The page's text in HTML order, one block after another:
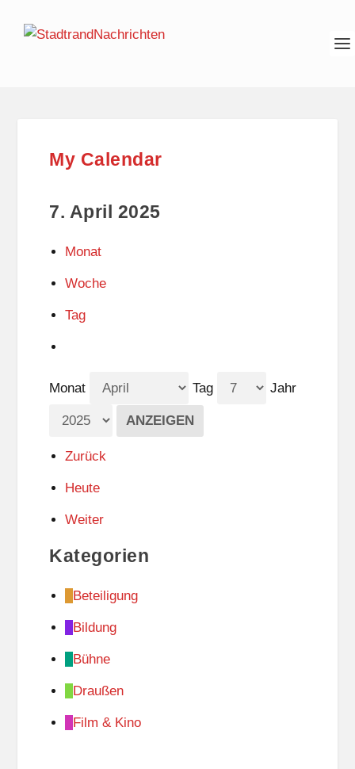
My Calendar
7. April 2025
Monat
Woche
Tag
Monat Tag Jahr
Zurück
Heute
Weiter
Kategorien
Beteiligung
Bildung
Bühne
Draußen
Film & Kino